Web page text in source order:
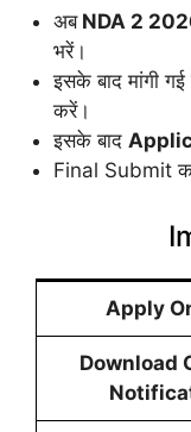
अबNDA 2
भरें।
इसके बाद मांगी गई
करें।
इसके बाद
Final Submit
Apply
Download